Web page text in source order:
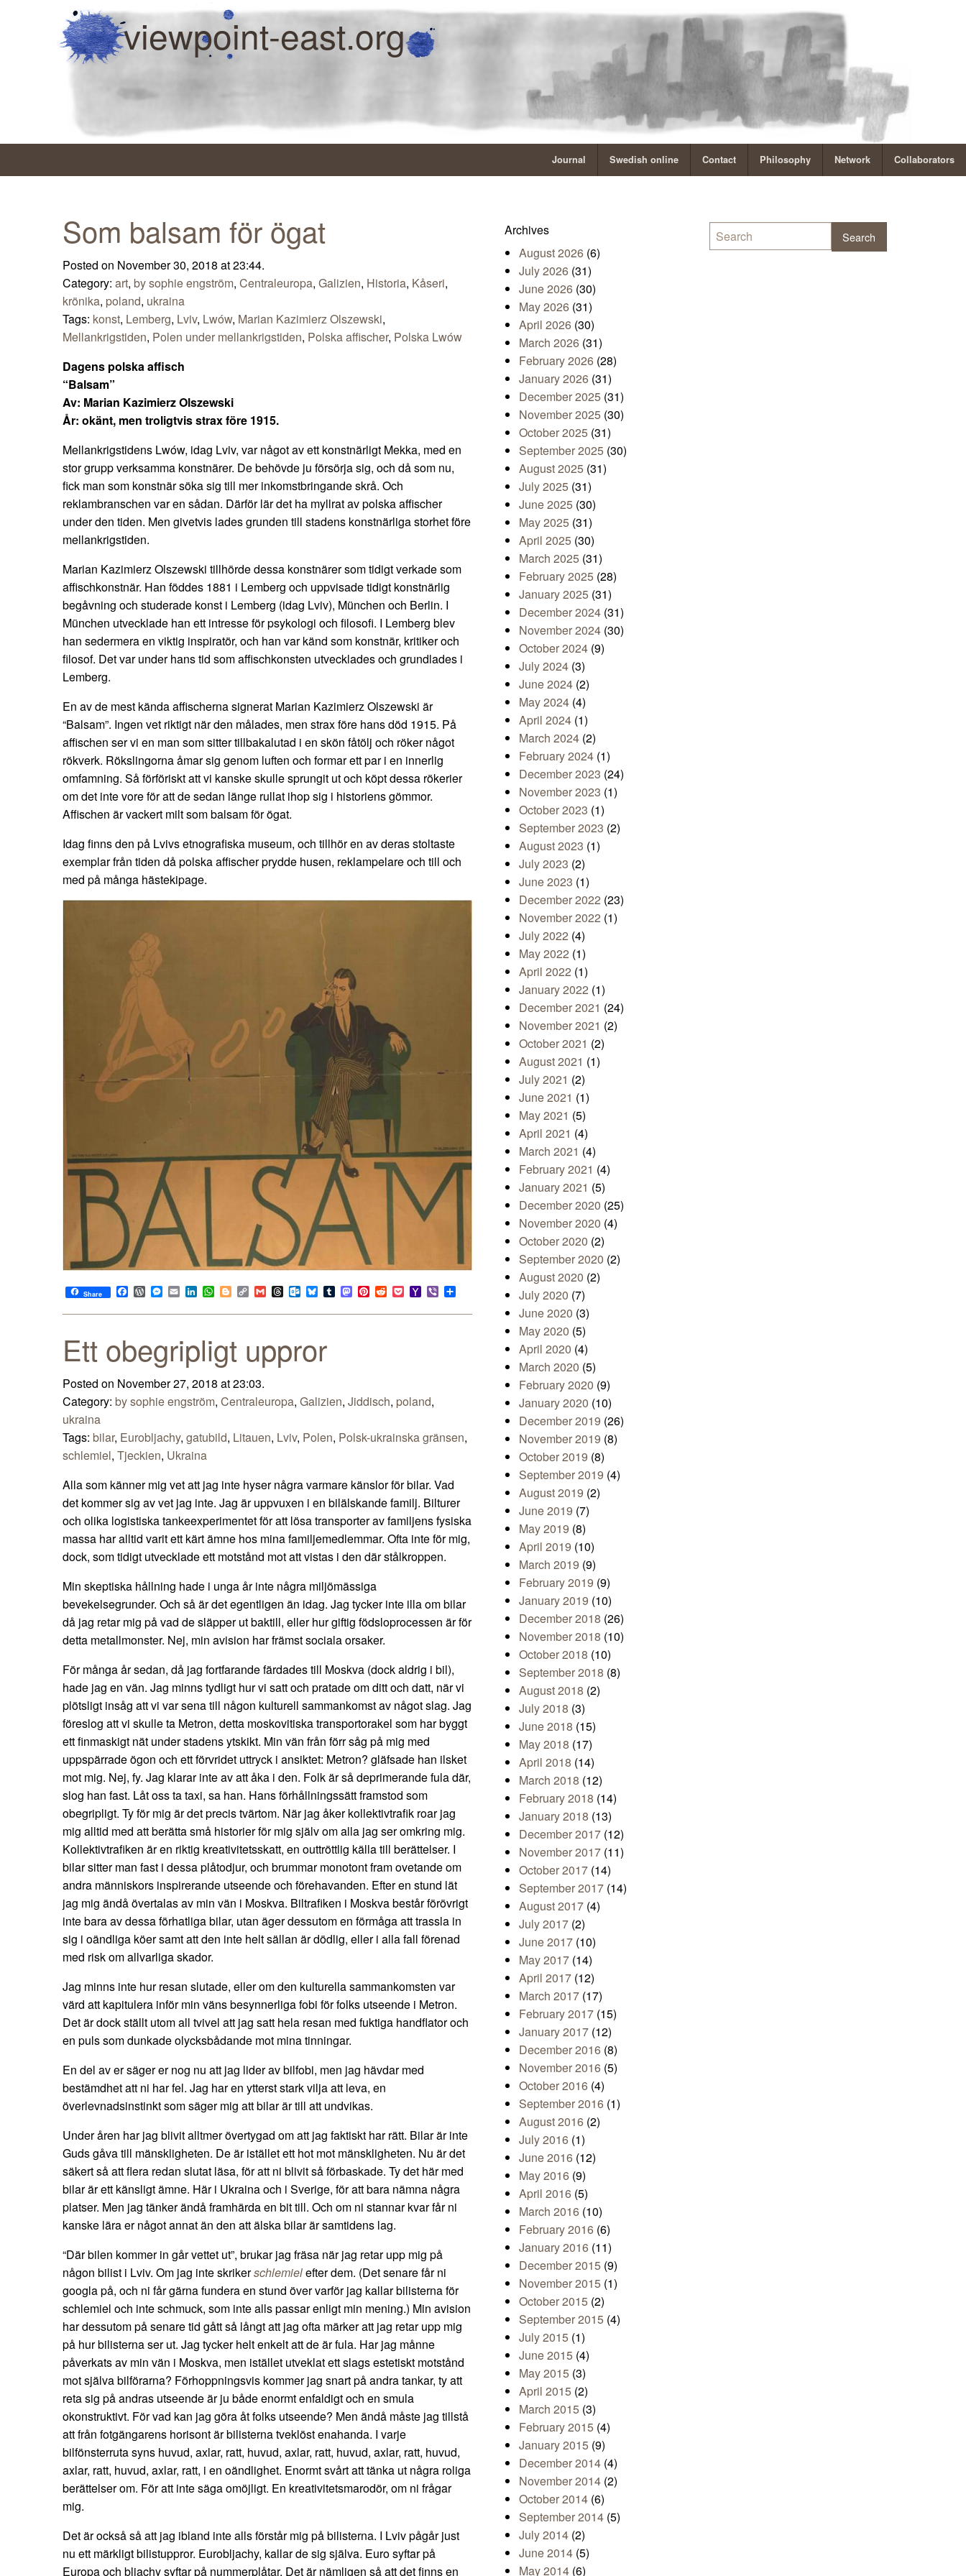
viewpoint-east.org
Journal Swedish online Contact Philosophy Network Collaborators
Som balsam för ögat
Posted on November 30, 2018 at 23:44.
Category: art, by sophie engström, Centraleuropa, Galizien, Historia, Kåseri,
krönika, poland, ukraina
Tags: konst, Lemberg, Lviv, Lwów, Marian Kazimierz Olszewski,
Mellankrigstiden, Polen under mellankrigstiden, Polska affischer, Polska Lwów
Dagens polska affisch
“Balsam”
Av: Marian Kazimierz Olszewski
År: okänt, men troligtvis strax före 1915.
Mellankrigstidens Lwów, idag Lviv, var något av ett konstnärligt Mekka, med en
stor grupp verksamma konstnärer. De behövde ju försörja sig, och då som nu,
fick man som konstnär söka sig till mer inkomstbringande skrå. Och
reklambranschen var en sådan. Därför lär det ha myllrat av polska affischer
under den tiden. Men givetvis lades grunden till stadens konstnärliga storhet före
mellankrigstiden.
Marian Kazimierz Olszewski tillhörde dessa konstnärer som tidigt verkade som
affischkonstnär. Han föddes 1881 i Lemberg och uppvisade tidigt konstnärlig
begåvning och studerade konst i Lemberg (idag Lviv), München och Berlin. I
München utvecklade han ett intresse för psykologi och filosofi. I Lemberg blev
han sedermera en viktig inspiratör, och han var känd som konstnär, kritiker och
filosof. Det var under hans tid som affischkonsten utvecklades och grundlades i
Lemberg.
En av de mest kända affischerna signerat Marian Kazimierz Olszewski är
“Balsam”. Ingen vet riktigt när den målades, men strax före hans död 1915. På
affischen ser vi en man som sitter tillbakalutad i en skön fåtölj och röker något
rökverk. Rökslingorna åmar sig genom luften och formar ett par i en innerlig
omfamning. Så förföriskt att vi kanske skulle sprungit ut och köpt dessa rökerier
om det inte vore för att de sedan länge rullat ihop sig i historiens gömmor.
Affischen är vackert milt som balsam för ögat.
Idag finns den på Lvivs etnografiska museum, och tillhör en av deras stoltaste
exemplar från tiden då polska affischer prydde husen, reklampelare och till och
med på många hästekipage.
Share Facebook
WordPress
Messenger
EmailLinkedIn
WhatsApp
BloggerCopy
Link
GmailThreadsOutlook.com
Bluesky
TumblrMastodon
Pinterest
RedditPocketYahoo
Mail
Viber
Ett obegripligt uppror
Posted on November 27, 2018 at 23:03.
Category: by sophie engström, Centraleuropa, Galizien, Jiddisch, poland,
ukraina
Tags: bilar, Eurobljachy, gatubild, Litauen, Lviv, Polen, Polsk-ukrainska gränsen,
schlemiel, Tjeckien, Ukraina
Alla som känner mig vet att jag inte hyser några varmare känslor för bilar. Vad
det kommer sig av vet jag inte. Jag är uppvuxen i en bilälskande familj. Bilturer
och olika logistiska tankeexperimentet för att lösa transporter av familjens fysiska
massa har alltid varit ett kärt ämne hos mina familjemedlemmar. Ofta inte för mig,
dock, som tidigt utvecklade ett motstånd mot att vistas i den där stålkroppen.
Min skeptiska hållning hade i unga år inte några miljömässiga
bevekelsegrunder. Och så är det egentligen än idag. Jag tycker inte illa om bilar
då jag retar mig på vad de släpper ut baktill, eller hur giftig födsloprocessen är för
detta metallmonster. Nej, min avision har främst sociala orsaker.
För många år sedan, då jag fortfarande färdades till Moskva (dock aldrig i bil),
hade jag en vän. Jag minns tydligt hur vi satt och pratade om ditt och datt, när vi
plötsligt insåg att vi var sena till någon kulturell sammankomst av något slag. Jag
föreslog att vi skulle ta Metron, detta moskovitiska transportorakel som har byggt
ett finmaskigt nät under stadens ytskikt. Min vän från förr såg på mig med
uppspärrade ögon och ett förvridet uttryck i ansiktet: Metron? gläfsade han ilsket
mot mig. Nej, fy. Jag klarar inte av att åka i den. Folk är så deprimerande fula där,
slog han fast. Låt oss ta taxi, sa han. Hans förhållningssätt framstod som
obegripligt. Ty för mig är det precis tvärtom. När jag åker kollektivtrafik roar jag
mig alltid med att berätta små historier för mig själv om alla jag ser omkring mig.
Kollektivtrafiken är en riktig kreativitetsskatt, en outtröttlig källa till berättelser. I
bilar sitter man fast i dessa plåtodjur, och brummar monotont fram ovetande om
andra människors inspirerande utseende och förehavanden. Efter en stund lät
jag mig ändå övertalas av min vän i Moskva. Biltrafiken i Moskva består förövrigt
inte bara av dessa förhatliga bilar, utan äger dessutom en förmåga att trassla in
sig i oändliga köer samt att den inte helt sällan är dödlig, eller i alla fall förenad
med risk om allvarliga skador.
Jag minns inte hur resan slutade, eller om den kulturella sammankomsten var
värd att kapitulera inför min väns besynnerliga fobi för folks utseende i Metron.
Det är dock ställt utom all tvivel att jag satt hela resan med fuktiga handflator och
en puls som dunkade olycksbådande mot mina tinningar.
En del av er säger er nog nu att jag lider av bilfobi, men jag hävdar med
bestämdhet att ni har fel. Jag har en ytterst stark vilja att leva, en
överlevnadsinstinkt som säger mig att bilar är till att undvikas.
Under åren har jag blivit alltmer övertygad om att jag faktiskt har rätt. Bilar är inte
Guds gåva till mänskligheten. De är istället ett hot mot mänskligheten. Nu är det
säkert så att flera redan slutat läsa, för att ni blivit så förbaskade. Ty det här med
bilar är ett känsligt ämne. Här i Ukraina och i Sverige, för att bara nämna några
platser. Men jag tänker ändå framhärda en bit till. Och om ni stannar kvar får ni
kanske lära er något annat än den att älska bilar är samtidens lag.
“Där bilen kommer in går vettet ut”, brukar jag fräsa när jag retar upp mig på
någon bilist i Lviv. Om jag inte skrikerschlemielefter dem. (Det senare får ni
googla på, och ni får gärna fundera en stund över varför jag kallar bilisterna för
schlemiel och inte schmuck, som inte alls passar enligt min mening.) Min avision
har dessutom på senare tid gått så långt att jag ofta märker att jag retar upp mig
på hur bilisterna ser ut. Jag tycker helt enkelt att de är fula. Har jag månne
påverkats av min vän i Moskva, men istället utveklat ett slags estetiskt motstånd
mot själva bilförarna? Förhoppningsvis kommer jag snart på andra tankar, ty att
reta sig på andras utseende är ju både enormt enfaldigt och en smula
okonstruktivt. För vad kan jag göra åt folks utseende? Men ändå måste jag tillstå
att från fotgängarens horisont är bilisterna tveklöst enahanda. I varje
bilfönsterruta syns huvud, axlar, ratt, huvud, axlar, ratt, huvud, axlar, ratt, huvud,
axlar, ratt, huvud, axlar, ratt, i en oändlighet. Enormt svårt att tänka ut några roliga
berättelser om. För att inte säga omöjligt. En kreativitetsmarodör, om ni frågar
mig.
Det är också så att jag ibland inte alls förstår mig på bilisterna. I Lviv pågår just
nu ett märkligt bilistuppror. Eurobljachy, kallar de sig själva. Euro syftar på
Europa och bljachy syftar på nummerplåtar. Det är nämligen så att det finns en
Archives
August 2026 (6)
July 2026 (31)
June 2026 (30)
May 2026 (31)
April 2026 (30)
March 2026 (31)
February 2026 (28)
January 2026 (31)
December 2025 (31)
November 2025 (30)
October 2025 (31)
September 2025 (30)
August 2025 (31)
July 2025 (31)
June 2025 (30)
May 2025 (31)
April 2025 (30)
March 2025 (31)
February 2025 (28)
January 2025 (31)
December 2024 (31)
November 2024 (30)
October 2024 (9)
July 2024 (3)
June 2024 (2)
May 2024 (4)
April 2024 (1)
March 2024 (2)
February 2024 (1)
December 2023 (24)
November 2023 (1)
October 2023 (1)
September 2023 (2)
August 2023 (1)
July 2023 (2)
June 2023 (1)
December 2022 (23)
November 2022 (1)
July 2022 (4)
May 2022 (1)
April 2022 (1)
January 2022 (1)
December 2021 (24)
November 2021 (2)
October 2021 (2)
August 2021 (1)
July 2021 (2)
June 2021 (1)
May 2021 (5)
April 2021 (4)
March 2021 (4)
February 2021 (4)
January 2021 (5)
December 2020 (25)
November 2020 (4)
October 2020 (2)
September 2020 (2)
August 2020 (2)
July 2020 (7)
June 2020 (3)
May 2020 (5)
April 2020 (4)
March 2020 (5)
February 2020 (9)
January 2020 (10)
December 2019 (26)
November 2019 (8)
October 2019 (8)
September 2019 (4)
August 2019 (2)
June 2019 (7)
May 2019 (8)
April 2019 (10)
March 2019 (9)
February 2019 (9)
January 2019 (10)
December 2018 (26)
November 2018 (10)
October 2018 (10)
September 2018 (8)
August 2018 (2)
July 2018 (3)
June 2018 (15)
May 2018 (17)
April 2018 (14)
March 2018 (12)
February 2018 (14)
January 2018 (13)
December 2017 (12)
November 2017 (11)
October 2017 (14)
September 2017 (14)
August 2017 (4)
July 2017 (2)
June 2017 (10)
May 2017 (14)
April 2017 (12)
March 2017 (17)
February 2017 (15)
January 2017 (12)
December 2016 (8)
November 2016 (5)
October 2016 (4)
September 2016 (1)
August 2016 (2)
July 2016 (1)
June 2016 (12)
May 2016 (9)
April 2016 (5)
March 2016 (10)
February 2016 (6)
January 2016 (11)
December 2015 (9)
November 2015 (1)
October 2015 (2)
September 2015 (4)
July 2015 (1)
June 2015 (4)
May 2015 (3)
April 2015 (2)
March 2015 (3)
February 2015 (4)
January 2015 (9)
December 2014 (4)
November 2014 (2)
October 2014 (6)
September 2014 (5)
July 2014 (2)
June 2014 (5)
May 2014 (6)